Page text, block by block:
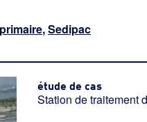
,Sedipac
étude de cas
Station de traitement